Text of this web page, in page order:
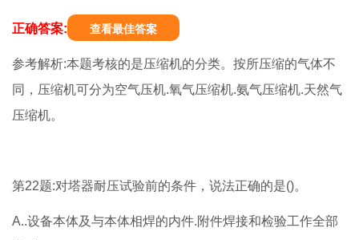
正确答案: 查看最佳答案
参考解析:本题考核的是压缩机的分类。按所压缩的气体不
同，压缩机可分为空气压机.氧气压缩机.氨气压缩机.天然气
压缩机。
第22题:对塔器耐压试验前的条件，说法正确的是()。
A..设备本体及与本体相焊的内件.附件焊接和检验工作全部